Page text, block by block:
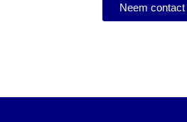
Neem contact